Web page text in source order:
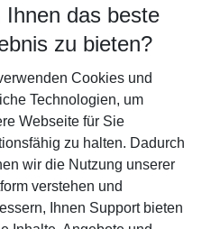
Ihnen das beste
zu bieten?
Cookies und
Technologien, um
Webseite für Sie
zu halten. Dadurch
wir die Nutzung unserer
verstehen und
Ihnen Support bieten